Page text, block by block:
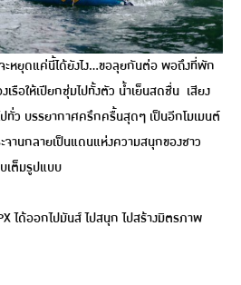
ะหยุดแค่นี้ได้ยังไง…ขอลุยกันต่อ พอถึงที่พัก
รือให้เปียกชุ่มไปทั้งตัว น้ำเย็นสดชื่น เสียง
ปทั่ว บรรยากาศครึกครื้นสุดๆ เป็นอีกโมเมนต์
านกลายเป็นแดนแห่งความสนุกของชาว
เต็มรูปแบบ
ได้ออกไปมันส์ ไปสนุก ไปสร้างมิตรภาพ